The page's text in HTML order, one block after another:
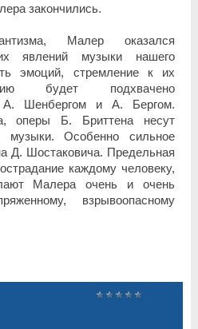
закончились.
Малер оказался
явлений музыки нашего
эмоций, стремление к их
будет подхвачено
А. Шенбергом и А. Бергом.
оперы Б. Бриттена несут
музыки. Особенно сильное
Д. Шостаковича. Предельная
каждому человеку,
Малера очень и очень
взрывоопасному